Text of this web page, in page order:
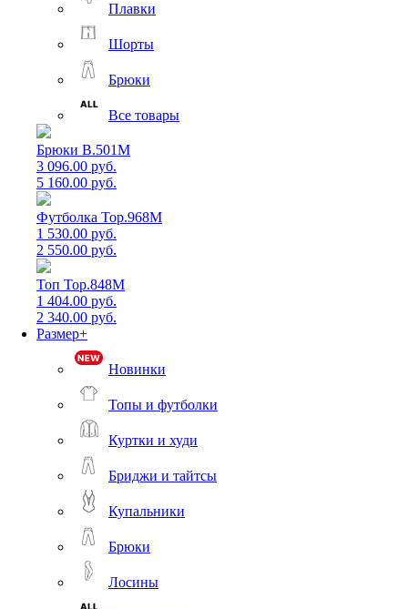
Плавки
Шорты
Брюки
Все товары
Брюки B.501M
3 096.00 руб.
5 160.00 руб.
Футболка Top.968M
1 530.00 руб.
2 550.00 руб.
Топ Top.848M
1 404.00 руб.
2 340.00 руб.
Размер+
Новинки
Топы и футболки
Куртки и худи
Бриджи и тайтсы
Купальники
Брюки
Лосины